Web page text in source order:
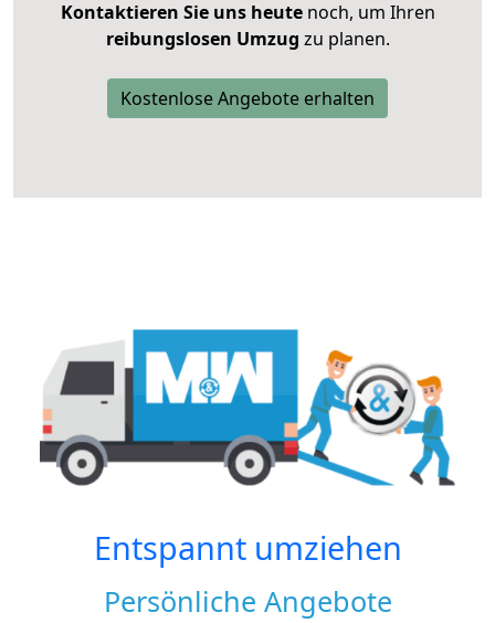
Kontaktieren Sie uns heutenoch, um Ihren
reibungslosen Umzug zu planen.
Kostenlose Angebote erhalten
Entspannt umziehen
Persönliche Angebote